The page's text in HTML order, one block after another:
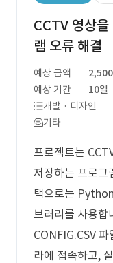
CCTV 영상
램 오류 해결
예상 금액
예상 기간
10일
개발 · 디자인
기타
프로젝트는
저장하는 프로그
택으로는
브러리를 사용합
CONFIG.CSV
라에 접속하고,